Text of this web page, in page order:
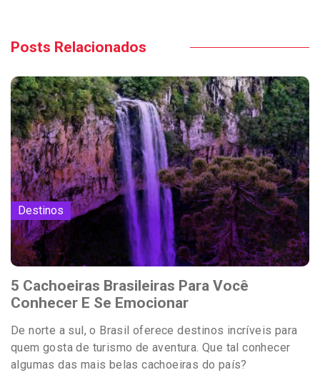
Posts Relacionados
Destinos
5 Cachoeiras Brasileiras Para Você
Conhecer E Se Emocionar
De norte a sul, o Brasil oferece destinos incríveis para
quem gosta de turismo de aventura. Que tal conhecer
algumas das mais belas cachoeiras do país?